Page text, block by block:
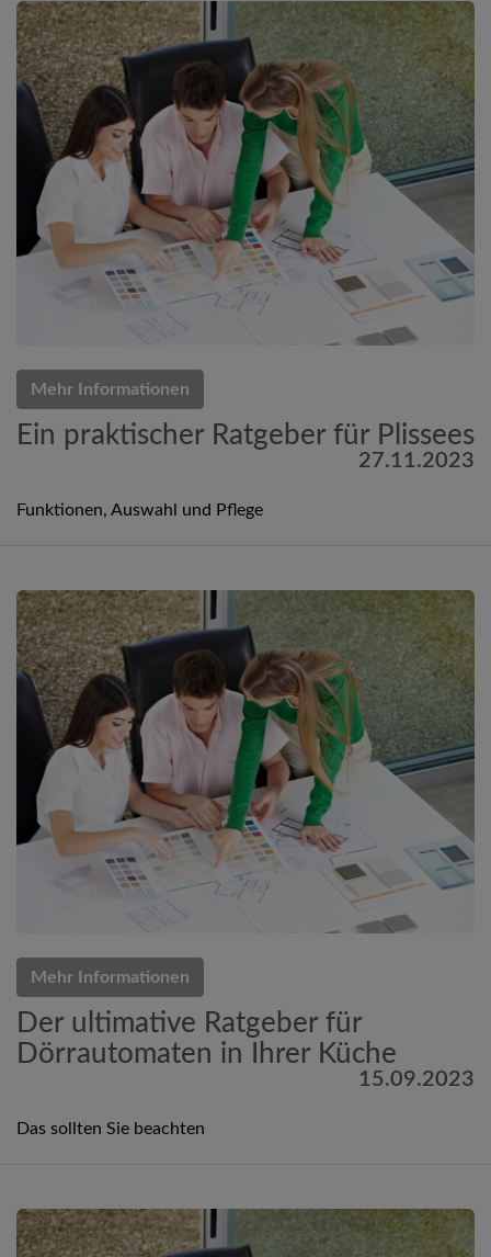
Mehr Informationen
Ein praktischer Ratgeber für Plissees
27.11.2023
Funktionen, Auswahl und Pflege
Mehr Informationen
Der ultimative Ratgeber für
Dörrautomaten in Ihrer Küche
15.09.2023
Das sollten Sie beachten